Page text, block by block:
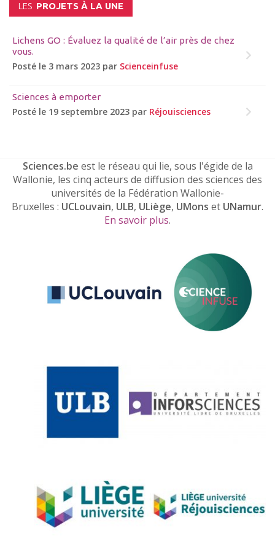
LES PROJETS À LA UNE
Lichens GO : Évaluez la qualité de l’air près de chez
vous.
Posté le 3 mars 2023 par Scienceinfuse
Sciences à emporter
Posté le 19 septembre 2023 par Réjouisciences
Sciences.be est le réseau qui lie, sous l'égide de la
Wallonie, les cinq acteurs de diffusion des sciences des
universités de la Fédération Wallonie-
Bruxelles : UCLouvain, ULB, ULiège, UMons et UNamur.
En savoir plus.